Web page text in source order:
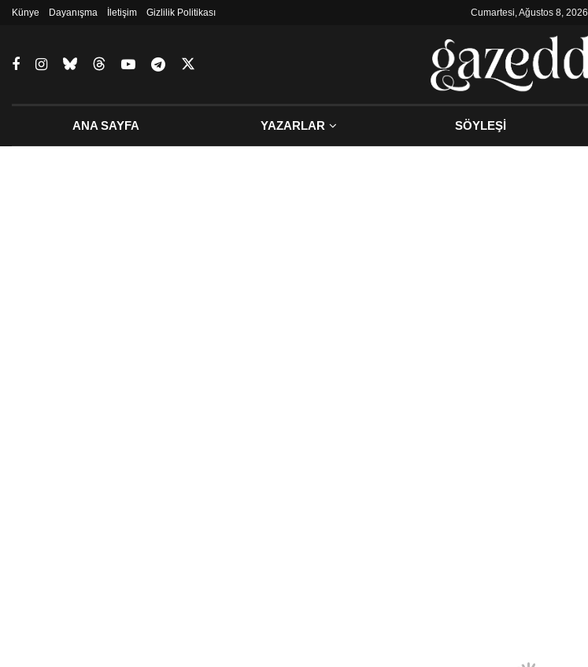
Künye Dayanışma İletişim Gizlilik Politikası Cumartesi, Ağustos 8, 2026
ANA SAYFA YAZARLAR SÖYLEŞİ